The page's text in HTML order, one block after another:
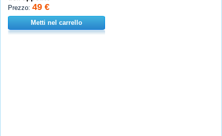
Prezzo: 49 €
Metti nel carrello